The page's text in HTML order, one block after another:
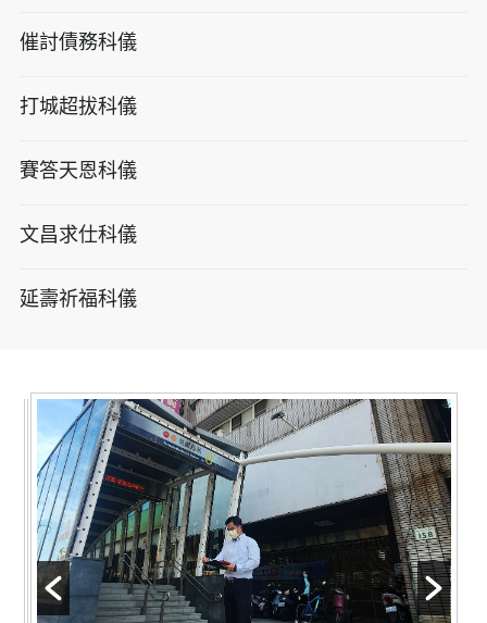
催討債務科儀
打城超拔科儀
賽答天恩科儀
文昌求仕科儀
延壽祈福科儀